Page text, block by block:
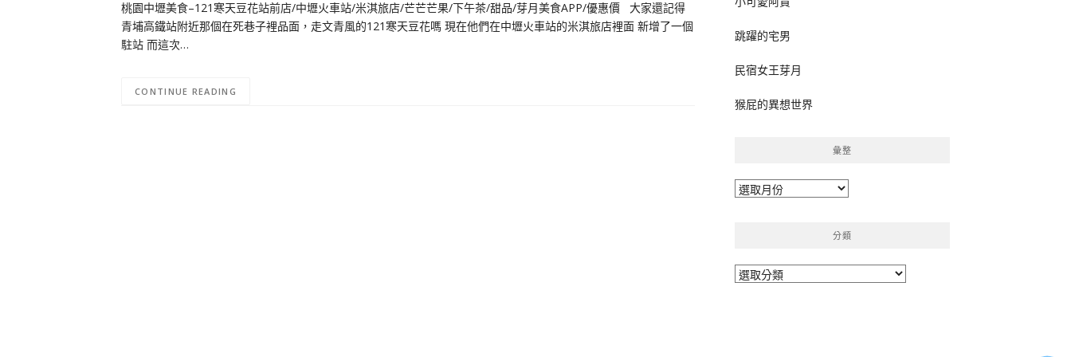
桃園中壢美食–121寒天豆花站前店/中壢火車站/米淇旅店/芒芒芒果/下午茶/甜品/芽月美食APP/優惠價 大家還記得
青埔高鐵站附近那個在死巷子裡品面，走文青風的121寒天豆花嗎 現在他們在中壢火車站的米淇旅店裡面 新增了一個
駐站 而這次…
CONTINUE READING
跳躍的宅男
民宿女王芽月
猴屁的異想世界
彙整
彙
分類
分